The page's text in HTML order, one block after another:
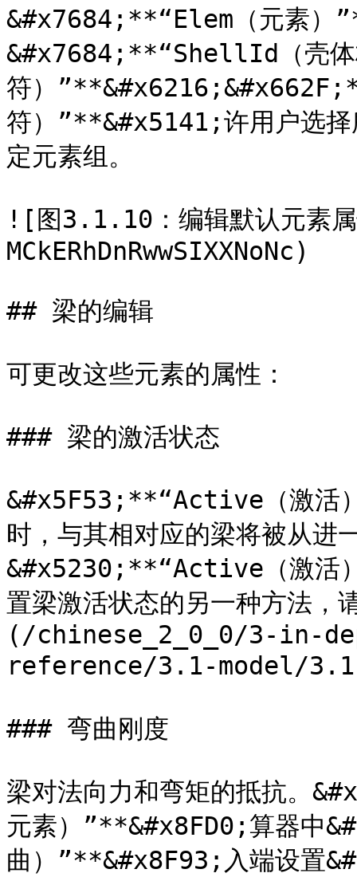
&#x7684;**“Elem（元素）
&#x7684;**“ShellId（壳体
符）
符）”**&#x5141;许用户选择
定元素组。
![图3.1.10：编辑默认元
MCkERhDnRwwSIXXNoNc)
## 梁的编辑
可更改这些元素的属性：
### 梁的激活状态
&#x5F53;**“Active（激活
时，与其相对应的梁将被从进
&#x5230;**“Active（激活
置梁激活状态的另一种方法
(/chinese_2_0_0/3-in-
reference/3.1-model/
### 弯曲刚度
梁对法向力和弯矩的抵抗。
元素）”**&#x8FD0;算器中
曲）”**&#x8F93;入端设置